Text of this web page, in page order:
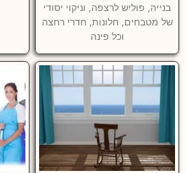
בנייה, פוליש לרצפה, וניקוי יסודי
של מטבחים, חלונות, חדרי רחצה
וכל פינה